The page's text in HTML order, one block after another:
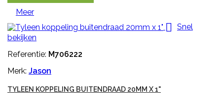
Meer
 Snel
bekijken
Referentie: M706222
Merk: Jason
TYLEEN KOPPELING BUITENDRAAD 20MM X 1"